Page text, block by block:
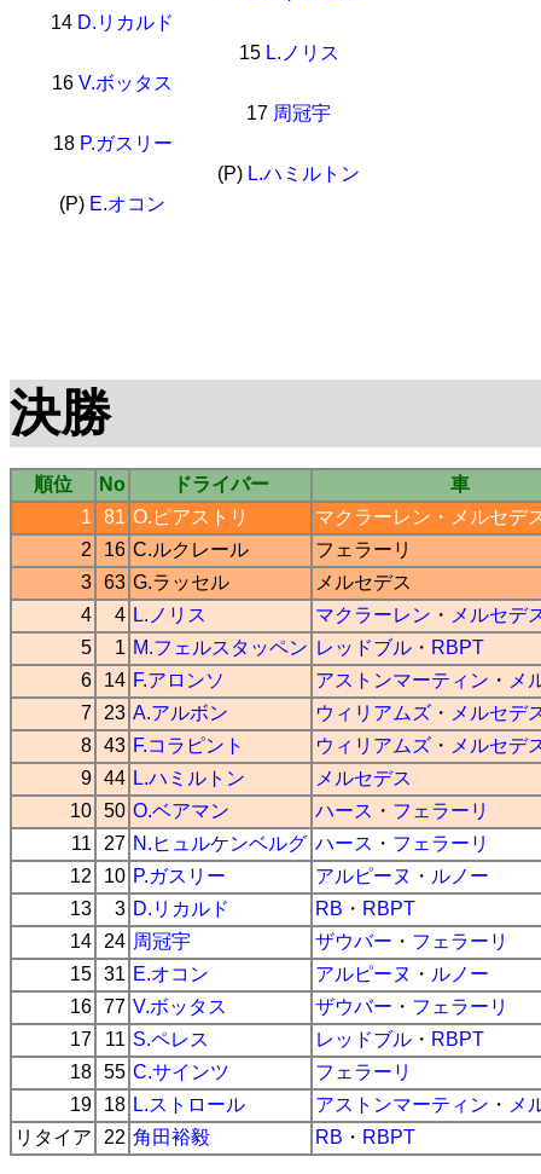
14 D.リカルド
15 L.ノリス
16 V.ボッタス
17 周冠宇
18 P.ガスリー
(P) L.ハミルトン
(P) E.オコン
決勝
順位 No ドライバー
車
1
81 O.ピアストリ マクラーレン ・ メルセデ
2
16 C.ルクレール
フェラーリ
3 63 G.ラッセル
メルセデス
4
4 L.ノリス マクラーレン ・ メルセデ
5
1 M.フェルスタッペン レッドブル ・ RBPT
6
14 F.アロンソ アストンマーティン ・ メ
7
23 A.アルボン ウィリアムズ ・ メルセデ
8 43 F.コラピント ウィリアムズ ・ メルセデ
9 44 L.ハミルトン
メルセデス
10 50 O.ベアマン ハース ・ フェラーリ
11
27 N.ヒュルケンベルグ ハース ・ フェラーリ
12
10 P.ガスリー アルピーヌ ・ ルノー
13
3 D.リカルド RB ・ RBPT
14
24 周冠宇 ザウバー ・ フェラーリ
15 31 E.オコン アルピーヌ ・ ルノー
16 77 V.ボッタス ザウバー ・ フェラーリ
17
11 S.ペレス レッドブル ・ RBPT
18 55 C.サインツ
フェラーリ
19
18 L.ストロール アストンマーティン ・ メ
リタイア
22 角田裕毅 RB ・ RBPT